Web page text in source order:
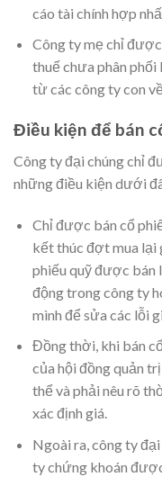
cáo tài chính hợp
Công ty mẹ chỉ
thuế chưa phân phối
từ các công ty con
Điều kiện để bán
Công ty đại chúng chỉ
những điều kiện dưới
Chỉ được bán cổ
kết thúc đợt mua
phiếu quỹ được bán
động trong công ty
mình để sửa các lỗi
Đồng thời, khi bán
của hội đồng quản
thể và phải nêu rõ
xác định giá.
Ngoài ra, công ty
ty chứng khoán